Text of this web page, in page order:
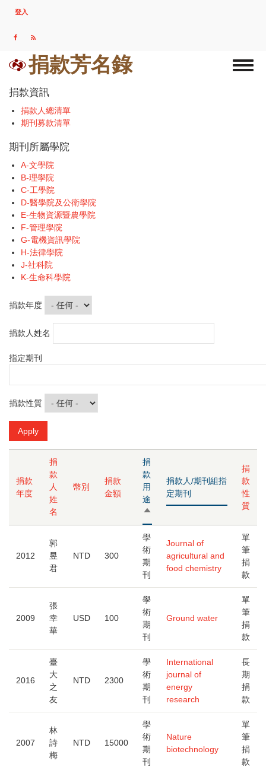
USER
MENU
登入
捐款芳名錄
捐款資訊
捐款人總清單
期刊募款清單
期刊所屬學院
A-文學院
B-理學院
C-工學院
D-醫學院及公衛學院
E-生物資源暨農學院
F-管理學院
G-電機資訊學院
H-法律學院
J-社科院
K-生命科學院
捐款年度
捐款人姓名
指定期刊
捐款性質
捐款
年度
捐
款
人
姓
名
幣別
捐款
金額
捐
款
用
途
由
大
到
小
捐款人/期刊組指
定期刊
捐
款
性
質
2012
郭
昱
君
NTD 300
學
術
期
刊
Journal of
agricultural and
food chemistry
單
筆
捐
款
2009
張
幸
華
USD 100
學
術
期
刊
Ground water
單
筆
捐
款
2016
臺
大
之
友
NTD 2300
學
術
期
刊
International
journal of
energy
research
長
期
捐
款
2007
林
詩
梅
NTD 15000
學
術
期
刊
Nature
biotechnology
單
筆
捐
款